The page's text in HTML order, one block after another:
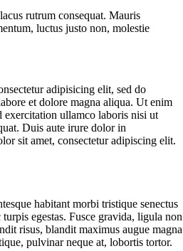
rutrum consequat. Mauris
luctus justo non, molestie
adipisicing elit, sed do
et dolore magna aliqua. Ut enim
exercitation ullamco laboris nisi ut
Duis aute irure dolor in
sit amet, consectetur adipiscing elit.
habitant morbi tristique senectus
turpis egestas. Fusce gravida, ligula non
risus, blandit maximus augue magna
pulvinar neque at, lobortis tortor.